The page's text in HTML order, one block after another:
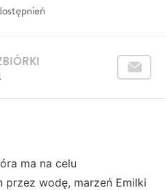
ma na celu
przez wodę, marzeń Emilki